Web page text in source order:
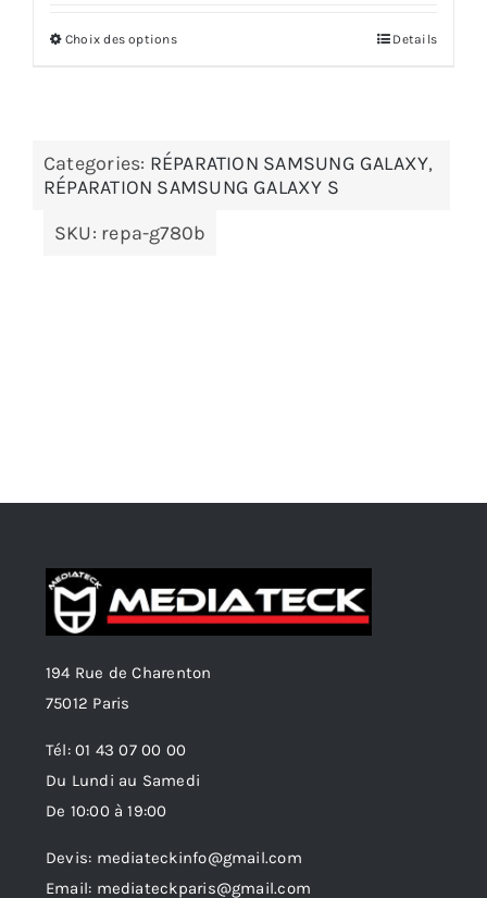
Choix des options Details
Categories: RÉPARATION SAMSUNG GALAXY,
RÉPARATION SAMSUNG GALAXY S
SKU: repa-g780b
194 Rue de Charenton
75012 Paris
Tél: 01 43 07 00 00
Du Lundi au Samedi
De 10:00 à 19:00
Devis: mediateckinfo@gmail.com
Email: mediateckparis@gmail.com